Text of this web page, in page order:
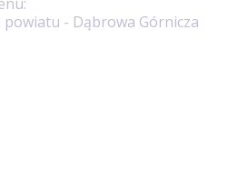
- Dąbrowa Górnicza